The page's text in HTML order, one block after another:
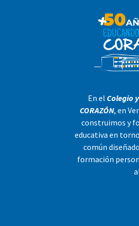
En el Colegio
CORAZÓN, en
construimos y
educativa en
común
formación